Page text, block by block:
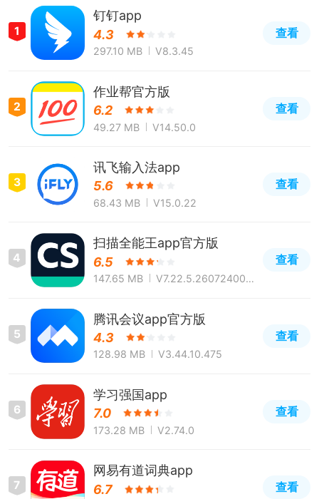
1
钉钉app
4.3
297.10 MB V8.3.45
查看
2
作业帮官方版
6.2
49.27 MB V14.50.0
查看
3
讯飞输入法app
5.6
68.43 MB V15.0.22
查看
4
扫描全能王app官方版
6.5
147.65 MB
V7.22.5.260724000
查看
5
腾讯会议app官方版
4.3
128.98 MB V3.44.10.475
查看
6
学习强国app
7.0
173.28 MB V2.74.0
查看
7
网易有道词典app
6.7
查看